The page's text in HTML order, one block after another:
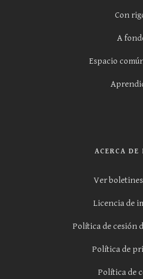
Con
A
Espacio
ACERCA DE
Ver boletines
Licencia de
Política de cesión
Política de
Política de